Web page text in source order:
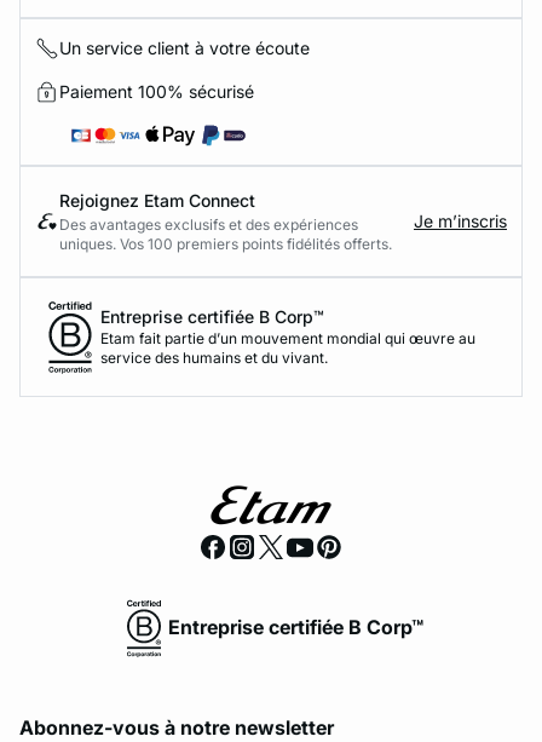
Un service client à votre écoute
Paiement 100% sécurisé
Rejoignez Etam Connect
Des avantages exclusifs et des expériences
uniques. Vos 100 premiers points fidélités offerts.
Je m’inscris
Entreprise certifiée B Corp™
Etam fait partie d’un mouvement mondial qui œuvre au
service des humains et du vivant.
Entreprise certifiée B Corp™
Abonnez-vous à notre newsletter